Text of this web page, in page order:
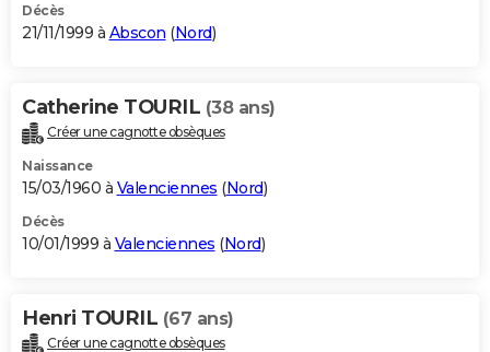
Décès
21/11/1999 à Abscon (Nord)
Catherine TOURIL (38 ans)
Créer une cagnotte obsèques
Naissance
15/03/1960 à Valenciennes (Nord)
Décès
10/01/1999 à Valenciennes (Nord)
Henri TOURIL (67 ans)
Créer une cagnotte obsèques